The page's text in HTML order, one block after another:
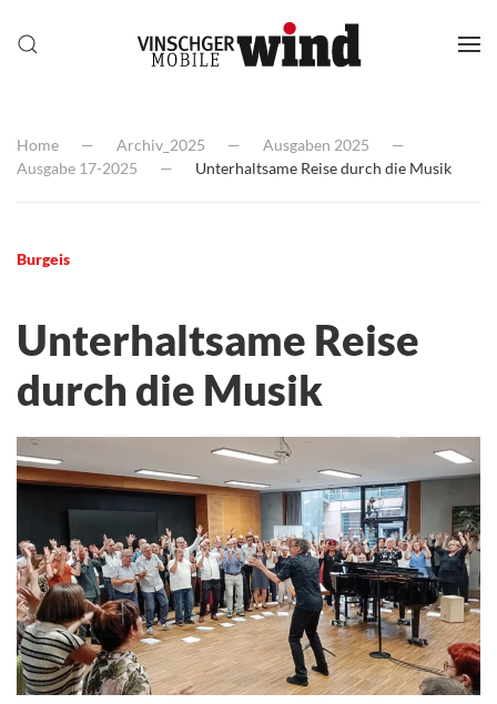
Home Archiv_2025
Ausgaben 2025
Ausgabe 17-2025
Unterhaltsame Reise durch die Musik
Burgeis
Unterhaltsame Reise
durch die Musik